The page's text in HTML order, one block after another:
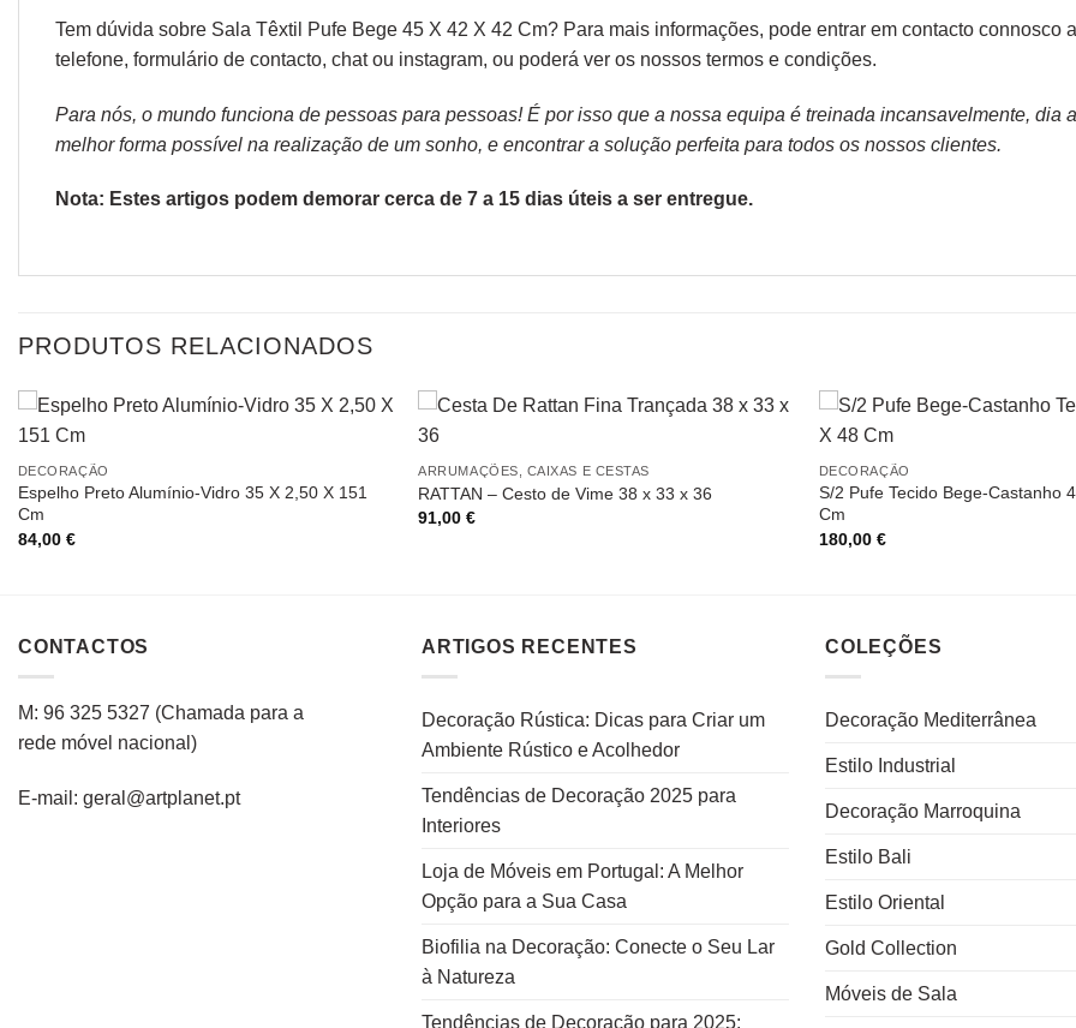
Tem dúvida sobre Sala Têxtil Pufe Bege 45 X 42 X 42 Cm? Para mais informações, pode entrar em contacto connosco
telefone, formulário de contacto, chat ou instagram, ou poderá ver os nossos termos e condições.
Para nós, o mundo funciona de pessoas para pessoas! É por isso que a nossa equipa é treinada incansavelmente, dia
melhor forma possível na realização de um sonho, e encontrar a solução perfeita para todos os nossos clientes.
Nota: Estes artigos podem demorar cerca de 7 a 15 dias úteis a ser entregue.
PRODUTOS RELACIONADOS
DECORAÇÃO
Espelho Preto Alumínio-Vidro 35 X 2,50 X 151
Cm
84,00 €
ARRUMAÇÕES, CAIXAS E CESTAS
RATTAN – Cesto de Vime 38 x 33 x 36
91,00€
DECORAÇÃO
S/2 Pufe Tecido Bege-Castanho
Cm
180,00 €
CONTACTOS
M: 96 325 5327 (Chamada para a
rede móvel nacional )
E-mail: geral@artplanet.pt
ARTIGOS RECENTES
Decoração Rústica: Dicas para Criar um
Ambiente Rústico e Acolhedor
Tendências de Decoração 2025 para
Interiores
Loja de Móveis em Portugal: A Melhor
Opção para a Sua Casa
Biofilia na Decoração: Conecte o Seu Lar
à Natureza
Tendências de Decoração para 2025:
COLEÇÕES
Decoração Mediterrânea
Estilo Industrial
Decoração Marroquina
Estilo Bali
Estilo Oriental
Gold Collection
Móveis de Sala